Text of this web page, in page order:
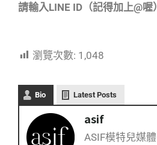
請輸入LINE ID（記得加上@
瀏覽次數: 1,048
Bio Latest Posts
asif
ASIF模特兒媒